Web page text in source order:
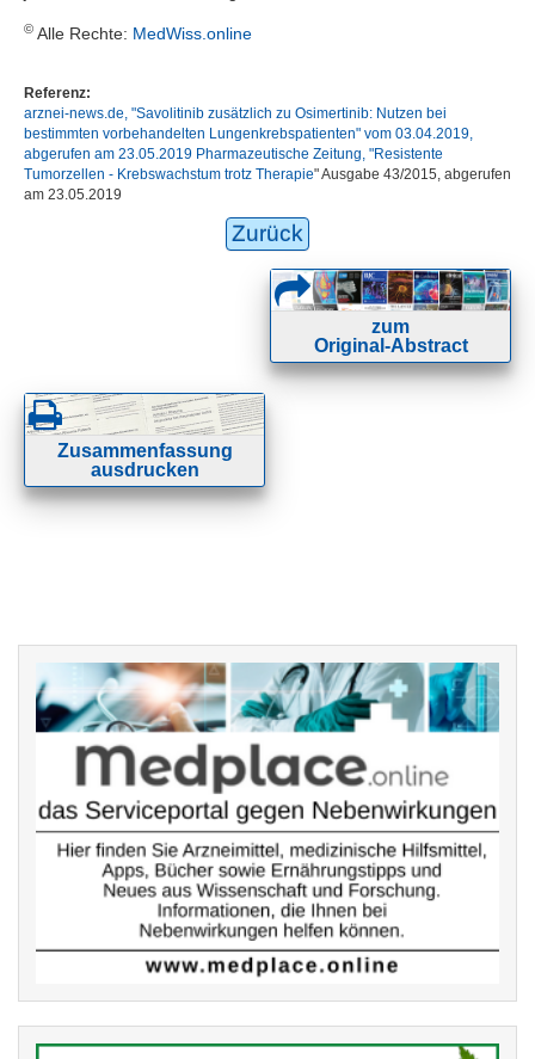
© Alle Rechte: MedWiss.online
Referenz:
arznei-news.de, "Savolitinib zusätzlich zu Osimertinib: Nutzen bei
bestimmten vorbehandelten Lungenkrebspatienten" vom 03.04.2019,
abgerufen am 23.05.2019 Pharmazeutische Zeitung, "Resistente
Tumorzellen - Krebswachstum trotz Therapie" Ausgabe 43/2015, abgerufen
am 23.05.2019
Zurück
zum
Original-Abstract
Zusammenfassung
ausdrucken